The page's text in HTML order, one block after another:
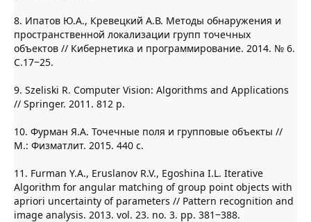
8. Ипатов Ю.А., Кревецкий А.В. Методы обнаружения и
пространственной локализации групп точечных
объектов // Кибернетика и программирование. 2014. № 6.
С.17‒25.
9. Szeliski R. Computer Vision: Algorithms and Applications
// Springer. 2011. 812 p.
10. Фурман Я.А. Точечные поля и групповые объекты //
М.: Физматлит. 2015. 440 с.
11. Furman Y.A., Eruslanov R.V., Egoshina I.L. Iterative
Algorithm for angular matching of group point objects with
apriori uncertainty of parameters // Pattern recognition and
image analysis. 2013. vol. 23. no. 3. pp. 381‒388.